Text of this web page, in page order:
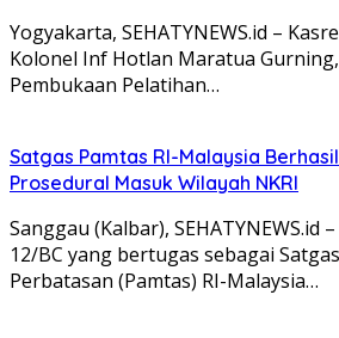
Yogyakarta, SEHATYNEWS.id –
Kolonel Inf Hotlan Maratua Gurning,
Pembukaan Pelatihan…
Satgas Pamtas RI-Malaysia
Prosedural Masuk Wilayah NKRI
Sanggau (Kalbar), SEHATYNEWS.id
12/BC yang bertugas sebagai
Perbatasan (Pamtas) RI-Malaysia…